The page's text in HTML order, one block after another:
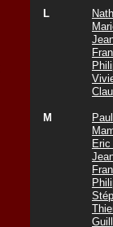
L
M
Eric